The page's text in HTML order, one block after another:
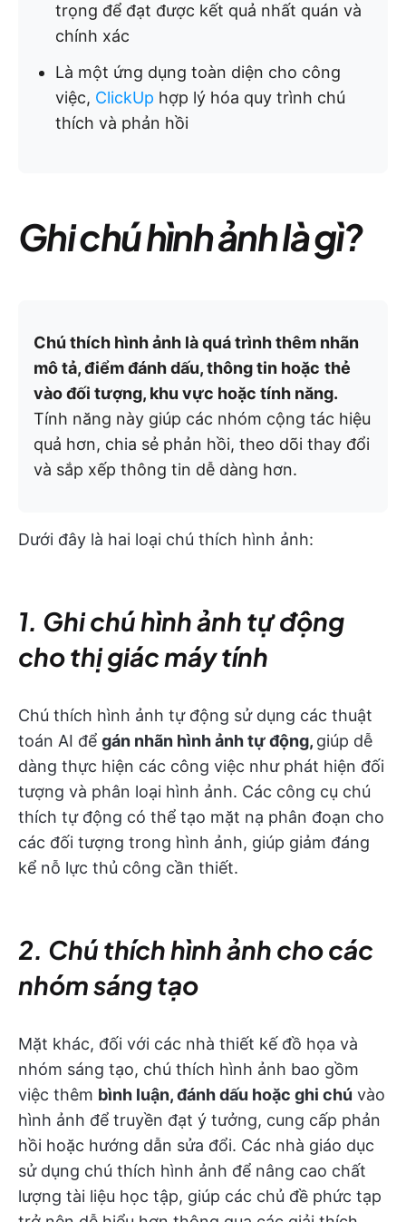
trọng để đạt được kết quả nhất quán và
chính xác
Là một ứng dụng toàn diện cho công
việc, ClickUp hợp lý hóa quy trình chú
thích và phản hồi
Ghi chú hình ảnh là gì?
Chú thích hình ảnh là quá trình thêm nhãn
mô tả, điểm đánh dấu, thông tin hoặc thẻ
vào đối tượng, khu vực hoặc tính năng.
Tính năng này giúp các nhóm cộng tác hiệu
quả hơn, chia sẻ phản hồi, theo dõi thay đổi
và sắp xếp thông tin dễ dàng hơn.
Dưới đây là hai loại chú thích hình ảnh:
1. Ghi chú hình ảnh tự động
cho thị giác máy tính
Chú thích hình ảnh tự động sử dụng các thuật
toán AI để gán nhãn hình ảnh tự động, giúp dễ
dàng thực hiện các công việc như phát hiện đối
tượng và phân loại hình ảnh. Các công cụ chú
thích tự động có thể tạo mặt nạ phân đoạn cho
các đối tượng trong hình ảnh, giúp giảm đáng
kể nỗ lực thủ công cần thiết.
2. Chú thích hình ảnh cho các
nhóm sáng tạo
Mặt khác, đối với các nhà thiết kế đồ họa và
nhóm sáng tạo, chú thích hình ảnh bao gồm
việc thêm bình luận, đánh dấu hoặc ghi chú vào
hình ảnh để truyền đạt ý tưởng, cung cấp phản
hồi hoặc hướng dẫn sửa đổi. Các nhà giáo dục
sử dụng chú thích hình ảnh để nâng cao chất
lượng tài liệu học tập, giúp các chủ đề phức tạp